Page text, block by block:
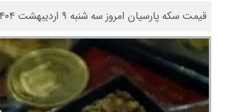
قیمت سکه پارسیان امروز سه شنبه ۹ اردیبهشت ۱۴۰۴ در انواع سوت با عیار ۷۵۰ را در جدول زیر مشاهده کنید.